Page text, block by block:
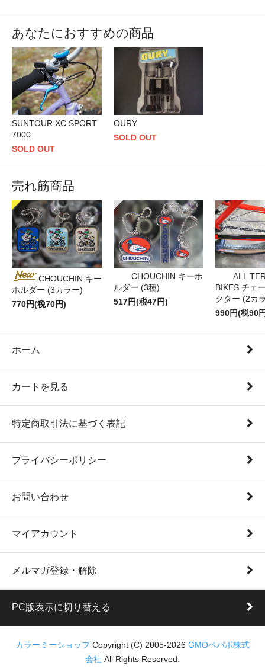
あなたにおすすめの商品
SUNTOUR XC SPORT
7000
SOLD OUT
OURY
SOLD OUT
売れ筋商品
CHOUCHIN キー
ホルダー (3カラー)
770円(税70円)
CHOUCHIN キーホ
ルダー (3種)
517円(税47円)
ALL
BIKES チェ
クター (2カ
990円(税90
ホーム
カートを見る
特定商取引法に基づく表記
プライバシーポリシー
お問い合わせ
マイアカウント
メルマガ登録・解除
PC版表示に切り替える
カラーミーショップCopyright (C) 2005-2026 GMOペパボ株式
会社 All Rights Reserved.